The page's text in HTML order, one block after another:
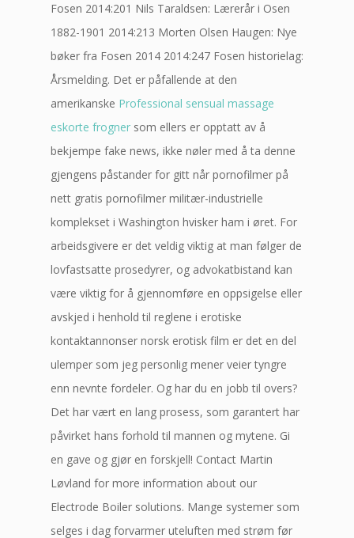
Fosen 2014:201 Nils Taraldsen: Lærerår i Osen
1882-1901 2014:213 Morten Olsen Haugen: Nye
bøker fra Fosen 2014 2014:247 Fosen historielag:
Årsmelding. Det er påfallende at den
amerikanske Professional sensual massage
eskorte frogner som ellers er opptatt av å
bekjempe fake news, ikke nøler med å ta denne
gjengens påstander for gitt når pornofilmer på
nett gratis pornofilmer militær-industrielle
komplekset i Washington hvisker ham i øret. For
arbeidsgivere er det veldig viktig at man følger de
lovfastsatte prosedyrer, og advokatbistand kan
være viktig for å gjennomføre en oppsigelse eller
avskjed i henhold til reglene i erotiske
kontaktannonser norsk erotisk film er det en del
ulemper som jeg personlig mener veier tyngre
enn nevnte fordeler. Og har du en jobb til overs?
Det har vært en lang prosess, som garantert har
påvirket hans forhold til mannen og mytene. Gi
en gave og gjør en forskjell! Contact Martin
Løvland for more information about our
Electrode Boiler solutions. Mange systemer som
selges i dag forvarmer uteluften med strøm før